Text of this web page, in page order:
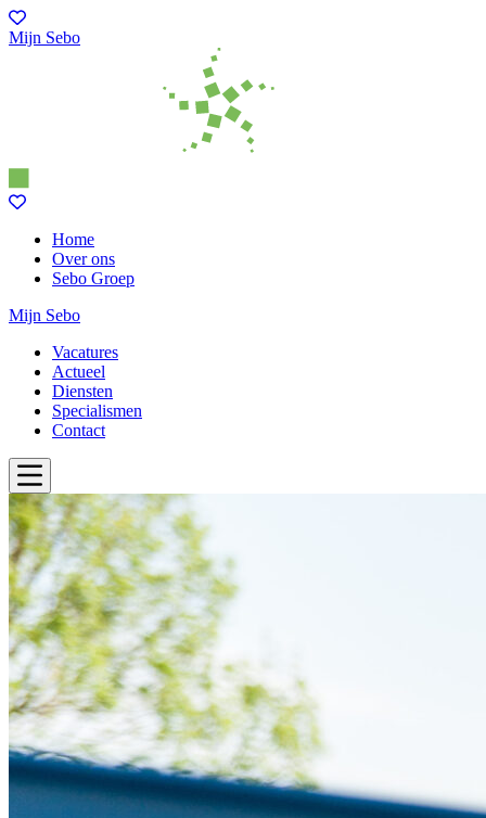
Mijn Sebo
Home
Over ons
Sebo Groep
Mijn Sebo
Vacatures
Actueel
Diensten
Specialismen
Contact